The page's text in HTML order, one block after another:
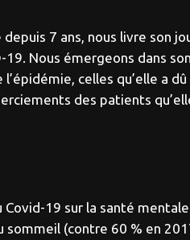
7 ans, nous livre son
Nous émergeons dans
celles qu’elle a
des patients
19 sur la santé
(contre 60 % en